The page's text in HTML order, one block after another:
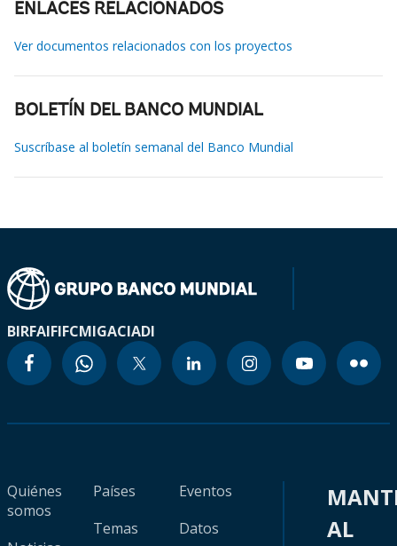
ENLACES RELACIONADOS
Ver documentos relacionados con los proyectos
BOLETÍN DEL BANCO MUNDIAL
Suscríbase al boletín semanal del Banco Mundial
BIRFAIFIFCMIGACIADI
Quiénes
somos
Países
Temas
Eventos
Datos
AL